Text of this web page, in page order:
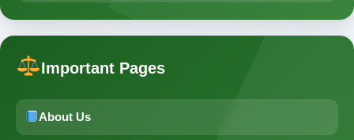
Important Pages
About Us